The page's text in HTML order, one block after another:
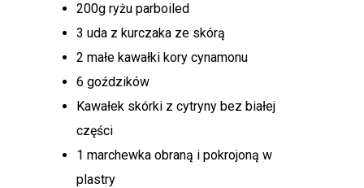
200g ryżu parboiled
3 uda z kurczaka ze skórą
2 małe kawałki kory cynamonu
6 goździków
Kawałek skórki z cytryny bez białej
części
1 marchewka obraną i pokrojoną w
plastry